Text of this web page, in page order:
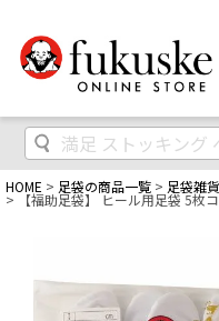
HOME 足袋の商品一覧 足袋雑貨
【福助足袋】 ヒール用足袋 5枚